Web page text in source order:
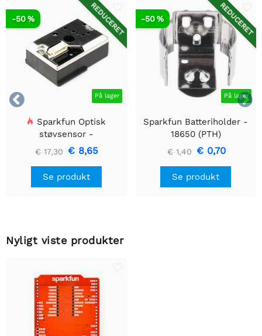


REDUCERET
På lager
-50 %
Sparkfun Optisk
støvsensor -
GP2Y1010AU0F
€ 17,30 € 8,65
Se produkt
REDUCERET
På lager
-50 %
Sparkfun Batteriholder -
18650 (PTH)
€ 1,40 € 0,70
Se produkt
Nyligt viste produkter